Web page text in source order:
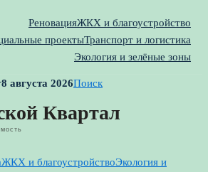
РеновацияЖКХ и благоустройство
проектыТранспорт и логистика
Экология и зелёные зоны
8 августа 2026Поиск
ЖКХ и благоустройствоЭкология и